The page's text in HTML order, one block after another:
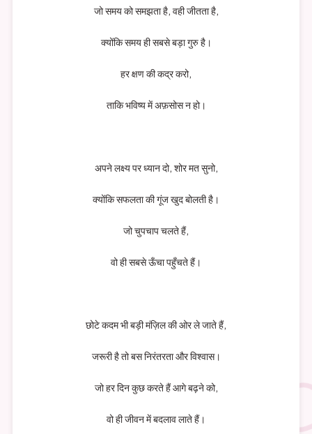
जो समय को समझता है, वही जीतता है,
क्योंकि समय ही सबसे बड़ा गुरु है।
हर क्षण की कद्र करो,
ताकि भविष्य में अफ़सोस न हो।
अपने लक्ष्य पर ध्यान दो, शोर मत सुनो,
क्योंकि सफलता की गूंज खुद बोलती है।
जो चुपचाप चलते हैं,
वो ही सबसे ऊँचा पहुँचते हैं।
छोटे कदम भी बड़ी मंज़िल की ओर ले जाते हैं,
जरूरी है तो बस निरंतरता और विश्वास।
जो हर दिन कुछ करते हैं आगे बढ़ने को,
वो ही जीवन में बदलाव लाते हैं।